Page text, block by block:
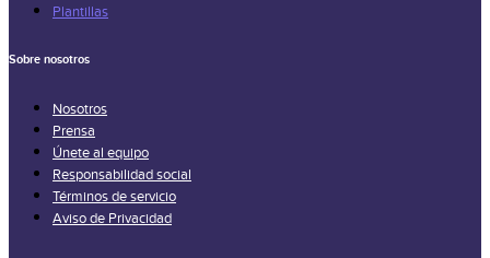
Plantillas
Sobre nosotros
Nosotros
Prensa
Únete al equipo
Responsabilidad social
Términos de servicio
Aviso de Privacidad